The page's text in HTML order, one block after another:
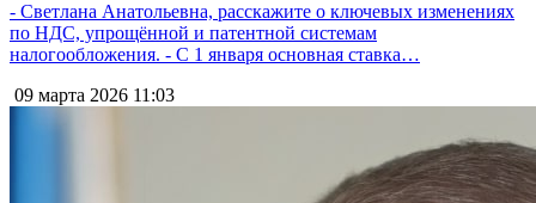
- Светлана Анатольевна, расскажите о ключевых изменениях
по НДС, упрощённой и патентной системам
налогообложения. - С 1 января основная ставка…
09 марта 2026 11:03